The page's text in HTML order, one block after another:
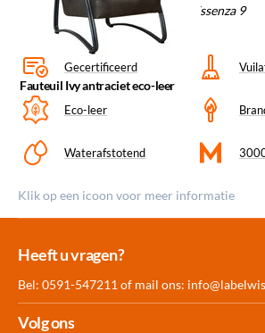
Materiaal/kleurcode: Antraciet Essenza 9
Gecertificeerd
Eco-leer
Waterafstotend
Klik op een icoon voor meer informatie
Fauteuil Ivy antraciet eco-leer
Meer dan 30.000
Heeft u vragen?
Bel: 0591-547211 of mail ons:
Volg ons